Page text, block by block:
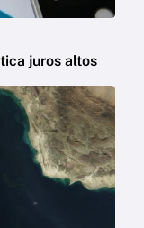
juros altos